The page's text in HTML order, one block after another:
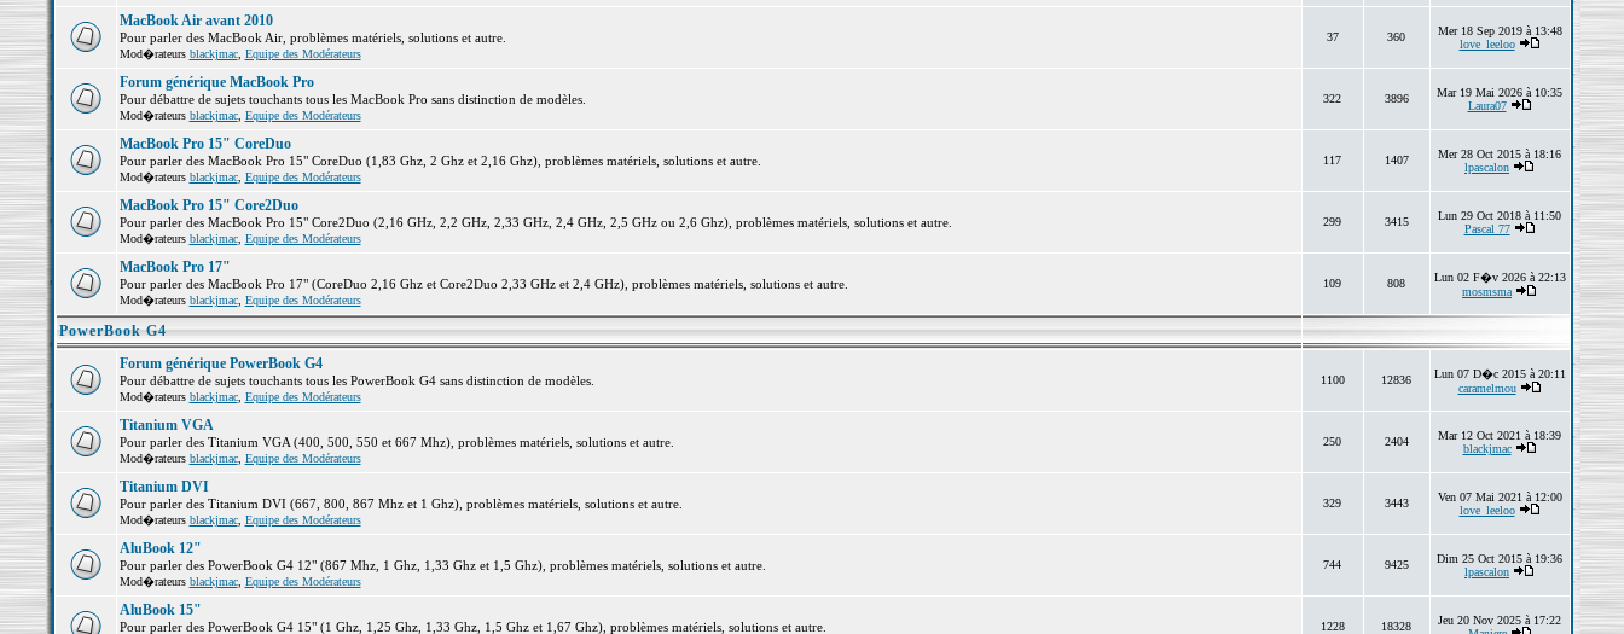
MacBook Air avant 2010
Pour parler des MacBook Air, problèmes matériels, solutions et autre.
Mod�rateurs blackjmac, Equipe des Modérateurs
37 360
Mer 18 Sep 2019 à 13:48
love_leeloo
Forum générique MacBook Pro
Pour débattre de sujets touchants tous les MacBook Pro sans distinction de modèles.
Mod�rateurs blackjmac, Equipe des Modérateurs
322 3896
Mar 19 Mai 2026 à 10:35
Laura07
MacBook Pro 15" CoreDuo
Pour parler des MacBook Pro 15" CoreDuo (1,83 Ghz, 2 Ghz et 2,16 Ghz), problèmes matériels, solutions et autre.
Mod�rateurs blackjmac, Equipe des Modérateurs
117 1407
Mer 28 Oct 2015 à 18:16
lpascalon
MacBook Pro 15" Core2Duo
Pour parler des MacBook Pro 15" Core2Duo (2,16 GHz, 2,2 GHz, 2,33 GHz, 2,4 GHz, 2,5 GHz ou 2,6 Ghz), problèmes matériels, solutions et autre.
Mod�rateurs blackjmac, Equipe des Modérateurs
299 3415
Lun 29 Oct 2018 à 11:50
Pascal 77
MacBook Pro 17"
Pour parler des MacBook Pro 17" (CoreDuo 2,16 Ghz et Core2Duo 2,33 GHz et 2,4 GHz), problèmes matériels, solutions et autre.
Mod�rateurs blackjmac, Equipe des Modérateurs
109 808
Lun 02 F�v 2026 à 22:13
mosmsma
PowerBook G4
Forum générique PowerBook G4
Pour débattre de sujets touchants tous les PowerBook G4 sans distinction de modèles.
Mod�rateurs blackjmac, Equipe des Modérateurs
1100 12836
Lun 07 D�c 2015 à 20:11
caramelmou
Titanium VGA
Pour parler des Titanium VGA (400, 500, 550 et 667 Mhz), problèmes matériels, solutions et autre.
Mod�rateurs blackjmac, Equipe des Modérateurs
250 2404
Mar 12 Oct 2021 à 18:39
blackjmac
Titanium DVI
Pour parler des Titanium DVI (667, 800, 867 Mhz et 1 Ghz), problèmes matériels, solutions et autre.
Mod�rateurs blackjmac, Equipe des Modérateurs
329 3443
Ven 07 Mai 2021 à 12:00
love_leeloo
AluBook 12"
Pour parler des PowerBook G4 12" (867 Mhz, 1 Ghz, 1,33 Ghz et 1,5 Ghz), problèmes matériels, solutions et autre.
Mod�rateurs blackjmac, Equipe des Modérateurs
744 9425
Dim 25 Oct 2015 à 19:36
lpascalon
AluBook 15"
Pour parler des PowerBook G4 15" (1 Ghz, 1,25 Ghz, 1,33 Ghz, 1,5 Ghz et 1,67 Ghz), problèmes matériels, solutions et autre. 1228 18328
Jeu 20 Nov 2025 à 17:22